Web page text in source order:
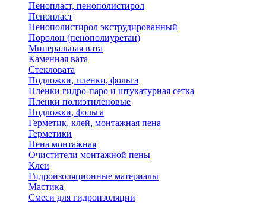
Пенопласт, пенополистирол
Пенопласт
Пенополистирол экструдированный
Поролон (пенополиуретан)
Минеральная вата
Каменная вата
Стекловата
Подложки, пленки, фольга
Пленки гидро-паро и штукатурная сетка
Пленки полиэтиленовые
Подложки, фольга
Герметик, клей, монтажная пена
Герметики
Пена монтажная
Очистители монтажной пены
Клеи
Гидроизоляционные материалы
Мастика
Смеси для гидроизоляции